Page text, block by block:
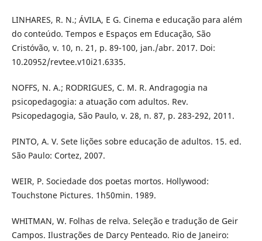
LINHARES, R. N.; ÁVILA, E G. Cinema e educação para além
do conteúdo. Tempos e Espaços em Educação, São
Cristóvão, v. 10, n. 21, p. 89-100, jan./abr. 2017. Doi:
10.20952/revtee.v10i21.6335.
NOFFS, N. A.; RODRIGUES, C. M. R. Andragogia na
psicopedagogia: a atuação com adultos. Rev.
Psicopedagogia, São Paulo, v. 28, n. 87, p. 283-292, 2011.
PINTO, A. V. Sete lições sobre educação de adultos. 15. ed.
São Paulo: Cortez, 2007.
WEIR, P. Sociedade dos poetas mortos. Hollywood:
Touchstone Pictures. 1h50min. 1989.
WHITMAN, W. Folhas de relva. Seleção e tradução de Geir
Campos. Ilustrações de Darcy Penteado. Rio de Janeiro: